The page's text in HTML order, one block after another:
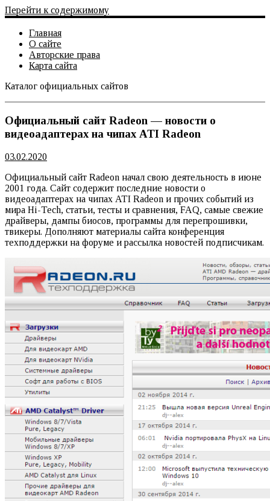
Перейти к содержимому
Главная
О сайте
Авторские права
Карта сайта
Каталог официальных сайтов
Официальный сайт Radeon — новости о
видеоадаптерах на чипах ATI Radeon
03.02.2020
Официальный сайт Radeon начал свою деятельность в июне
2001 года. Сайт содержит последние новости о
видеоадаптерах на чипах ATI Radeon и прочих событий из
мира Hi-Tech, статьи, тесты и сравнения, FAQ, самые свежие
драйверы, дампы биосов, программы для перепрошивки,
твикеры. Дополняют материалы сайта конференция
техподдержки на форуме и рассылка новостей подписчикам.